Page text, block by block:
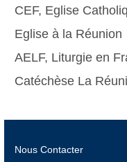
CEF, Eglise
Eglise à la Réunion
AELF, Liturgie en
Catéchèse La
Nous Contacter